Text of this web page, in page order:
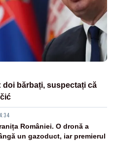
bărbați, suspectați că
României. O dronă a
un gazoduct, iar premierul